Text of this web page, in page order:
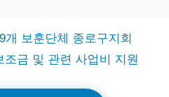
개 보훈단체 종로구지회
조금 및 관련 사업비 지원